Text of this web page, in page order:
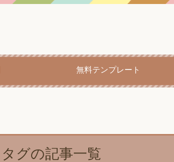
無料テンプレート
グの記事一覧